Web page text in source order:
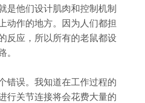
是他们设计肌肉和控制机制
动作的地方。因为人们都担
反应，所以所有的老鼠都设
。
错误。我知道在工作过程的
行关节连接将会花费大量的